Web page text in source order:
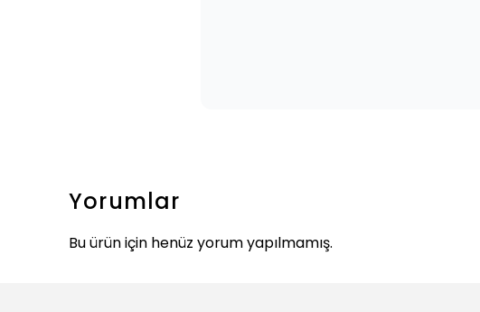
Yorumlar
Bu ürün için henüz yorum yapılmamış.